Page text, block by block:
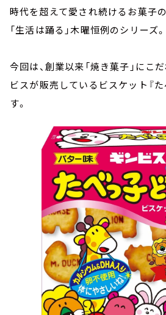
時代を超えて愛され続けるお菓子
「生活は踊る」木曜恒例のシリー
今回は、創業以来「焼き菓子」にこ
ビスが販売しているビスケット『
す。